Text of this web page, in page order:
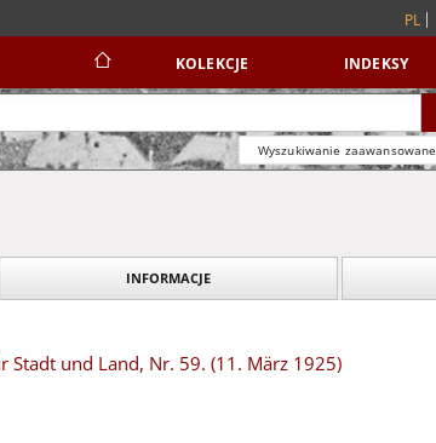
PL
KOLEKCJE INDEKSY
Wyszukiwanie zaawansowane
INFORMACJE
und Land, Nr. 59. (11. März 1925)